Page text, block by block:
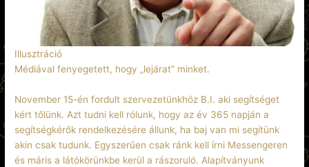
Illusztráció
Médiával fenyegetett, hogy „lejárat” minket.
November 15-én fordult szervezetünkhöz B.I. aki segítséget
kért tőlünk. Azt tudni kell rólunk, hogy az év 365 napján a
segítségkérők rendelkezésére állunk, ha baj van mi segítünk
akin csak tudunk. Egyszerűen csak ránk kell írni Messengeren
és máris a látókörünkbe kerül a rászoruló. Alapítványunk